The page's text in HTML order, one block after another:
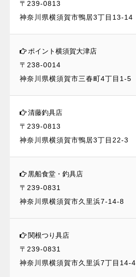
〒239-0813
神奈川県横須賀市鴨居3丁目13-14
ポイント横須賀大津店
〒238-0014
神奈川県横須賀市三春町4丁目1-5
清藤釣具店
〒239-0813
神奈川県横須賀市鴨居3丁目22-3
黒船食堂・釣具店
〒239-0831
神奈川県横須賀市久里浜7-14-8
関根つり具店
〒239-0831
神奈川県横須賀市久里浜7丁目14-4